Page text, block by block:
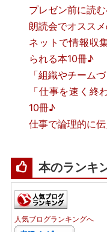
プレゼン前に読
朗読会でオスス
ネットで情報収
られる本10冊♪
「組織やチーム
「仕事を速く終
10冊♪
仕事で論理的に
本のランキ
人気ブログランキングへ